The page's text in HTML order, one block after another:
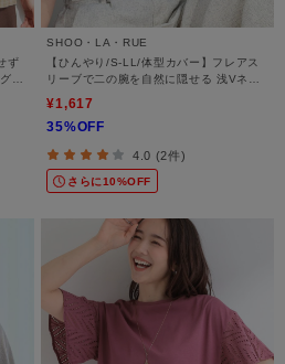
ず
T
SHOO・LA・RUE
【ひんやり/S-LL/体型カバー】フレアス
リーブで二の腕を自然に隠せる 浅Vネッ
¥1,617
35%OFF
4.0 (2件)
さらに10%OFF